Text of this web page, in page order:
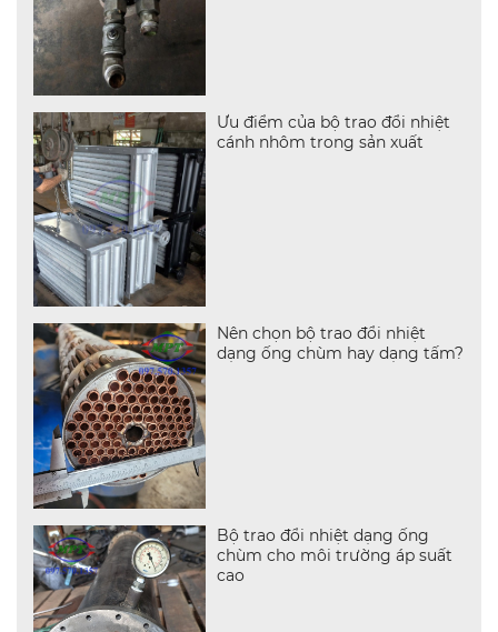
Ưu điểm của bộ trao đổi nhiệt
cánh nhôm trong sản xuất
Nên chọn bộ trao đổi nhiệt
dạng ống chùm hay dạng tấm?
Bộ trao đổi nhiệt dạng ống
chùm cho môi trường áp suất
cao